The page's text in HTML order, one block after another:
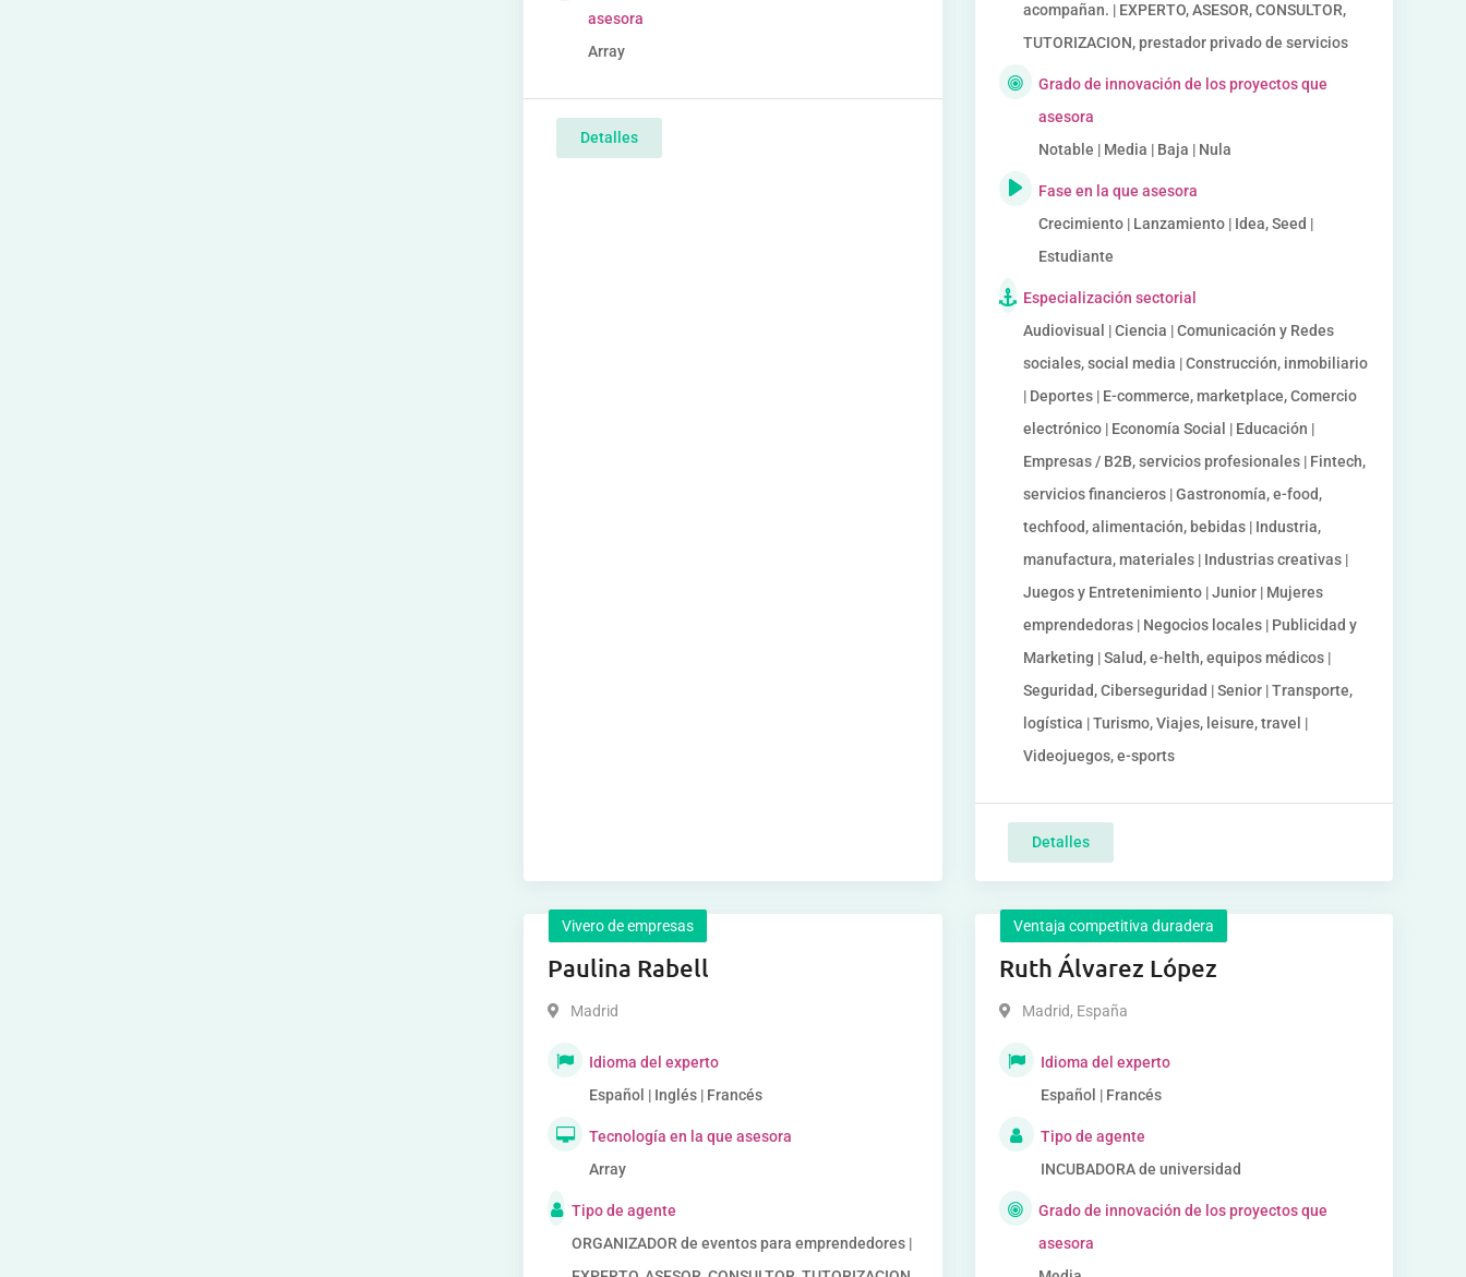
asesora
Array
Detalles
acompañan. | EXPERTO, ASESOR, CONSULTOR,
TUTORIZACION, prestador privado de servicios
Grado de innovación de los proyectos que
asesora
Notable | Media | Baja | Nula
Fase en la que asesora
Crecimiento | Lanzamiento | Idea, Seed |
Estudiante
Especialización sectorial
Audiovisual | Ciencia | Comunicación y Redes
sociales, social media | Construcción, inmobiliario
| Deportes | E-commerce, marketplace, Comercio
electrónico | Economía Social | Educación |
Empresas / B2B, servicios profesionales | Fintech,
servicios financieros | Gastronomía, e-food,
techfood, alimentación, bebidas | Industria,
manufactura, materiales | Industrias creativas |
Juegos y Entretenimiento | Junior | Mujeres
emprendedoras | Negocios locales | Publicidad y
Marketing | Salud, e-helth, equipos médicos |
Seguridad, Ciberseguridad | Senior | Transporte,
logística | Turismo, Viajes, leisure, travel |
Videojuegos, e-sports
Detalles
Vivero de empresas
Paulina Rabell
Madrid
Idioma del experto
Español | Inglés | Francés
Tecnología en la que asesora
Array
Tipo de agente
ORGANIZADOR de eventos para emprendedores |
Ventaja competitiva duradera
Ruth Álvarez López
Madrid, España
Idioma del experto
Español | Francés
Tipo de agente
INCUBADORA de universidad
Grado de innovación de los proyectos que
asesora